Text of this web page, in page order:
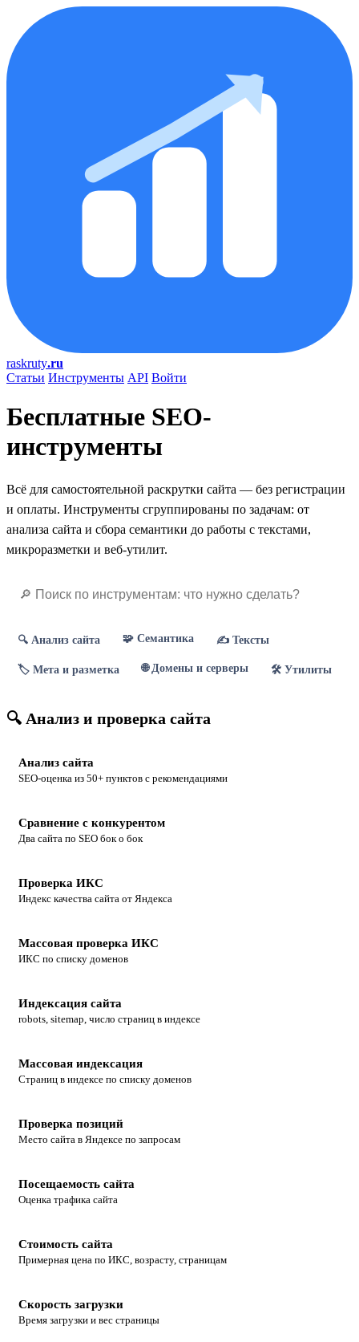
raskruty.ru
Статьи Инструменты API Войти
Бесплатные SEO-
инструменты
Всё для самостоятельной раскрутки сайта — без регистрации
и оплаты. Инструменты сгруппированы по задачам: от
анализа сайта и сбора семантики до работы с текстами,
микроразметки и веб-утилит.
🔍 Анализ сайта 🧩 Семантика ✍️ Тексты
🏷 Мета и разметка 🌐 Домены и серверы 🛠 Утилиты
🔍 Анализ и проверка сайта
Анализ сайта
SEO-оценка из 50+ пунктов с рекомендациями
Сравнение с конкурентом
Два сайта по SEO бок о бок
Проверка ИКС
Индекс качества сайта от Яндекса
Массовая проверка ИКС
ИКС по списку доменов
Индексация сайта
robots, sitemap, число страниц в индексе
Массовая индексация
Страниц в индексе по списку доменов
Проверка позиций
Место сайта в Яндексе по запросам
Посещаемость сайта
Оценка трафика сайта
Стоимость сайта
Примерная цена по ИКС, возрасту, страницам
Скорость загрузки
Время загрузки и вес страницы